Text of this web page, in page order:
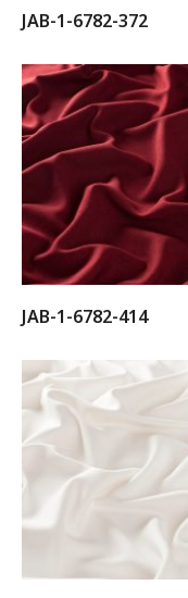
JAB-1-6782-372
JAB-1-6782-414